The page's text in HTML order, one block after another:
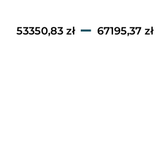
53350,83zł–67195,37zł